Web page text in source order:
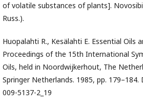
of volatile substances of plants].
Russ.).
Huopalahti R., Kesälahti E. Essential Oils
Proceedings of the 15th International
Oils, held in Noordwijkerhout, The
Springer Netherlands. 1985, pp. 179–184.
009-5137-2_19